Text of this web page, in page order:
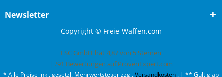
Newsletter
Copyright © Freie-Waffen.com
ESC GmbH hat 4,87von 5Sternen
| 791 Bewertungen auf ProvenExpert.com
* Alle Preise inkl. gesetzl. Mehrwertsteuer zzgl.Versandkosten . | ** Gültig ab